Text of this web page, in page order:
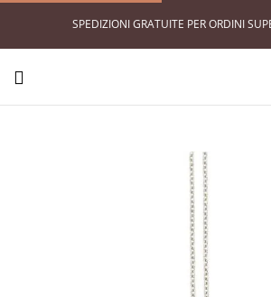
SPEDIZIONI GRATUITE PER ORDINI